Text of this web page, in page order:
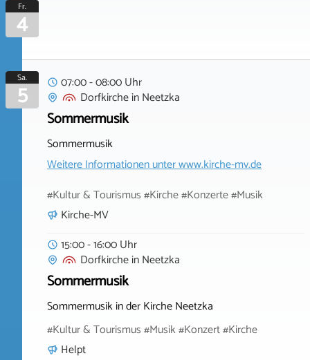
Fr.
4
Sa.
5
07:00 - 08:00 Uhr
DorfkircheinNeetzka
Sommermusik
Sommermusik
Weitere Informationen unterwww.kirche-mv.de
#Kultur & Tourismus #Kirche #Konzerte #Musik
Kirche-MV
15:00 - 16:00 Uhr
DorfkircheinNeetzka
Sommermusik
Sommermusik in der Kirche Neetzka
#Kultur & Tourismus #Musik #Konzert #Kirche
Helpt